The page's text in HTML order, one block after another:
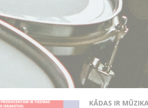
KĀDAS IR